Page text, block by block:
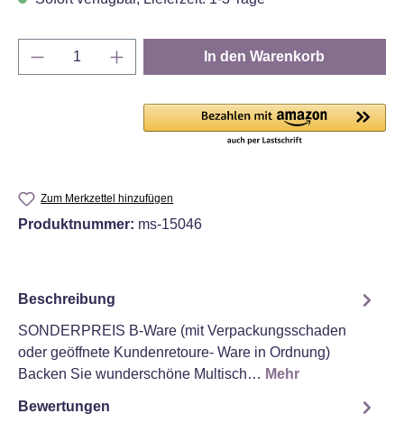
Produkt Anzahl: Gib den gewünschten
In den Warenkorb
Zum Merkzettel hinzufügen
Produktnummer: ms-15046
Beschreibung
SONDERPREIS B-Ware (mit Verpackungsschaden
oder geöffnete Kundenretoure- Ware in Ordnung)
Backen Sie wunderschöne Multisch… Mehr
Bewertungen